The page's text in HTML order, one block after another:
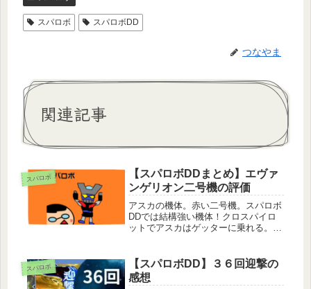
スパロボ スパロボDD
つなやま
関連記事
スパロボ
【スパロボDDまとめ】エヴァ
ンゲリオン二号機の評価
アスカの機体。赤い二号機。スパロボ
DDでは結構強い機体！クロスパイロ
ットでアスカはゲッターに乗れる。基
筆すべきは重ね掛けできる気力。最大
気力はなんと200まで行く。気力は
最...
スパロボ
【スパロボDD】３６回迎撃の
感想